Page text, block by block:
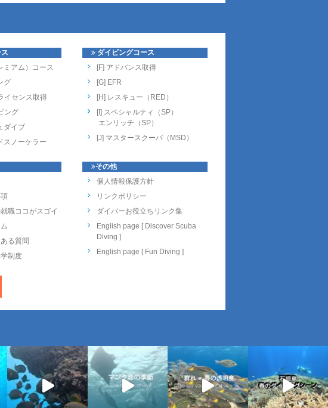
ミアム）コース
グ
イセンス取得
ング
ダイブ
スノーケラー
職ココがスゴイ
る質問
制度
ダイビングコース
[F] アドバンス取得
[G] EFR
[H] レスキュー（RED）
[I] スペシャルティ（SP）
エンリッチ（SP）
[J] マスタースクーバ（MSD）
その他
個人情報保護方針
リンクポリシー
ダイバーお役立ちリンク集
English page [ Discover Scuba
Diving ]
English page [ Fun Diving ]